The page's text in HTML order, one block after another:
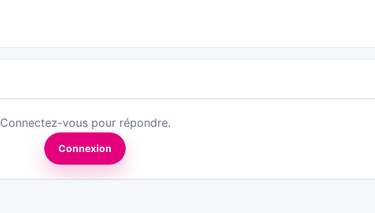
Connectez-vous pour répondre.
Connexion